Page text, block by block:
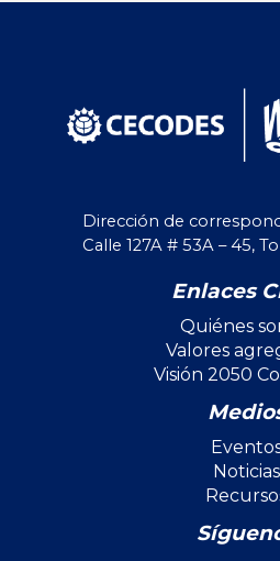
Dirección de
Calle 127A # 53A – 45,
Enlaces
Quiénes
Valores
Visión 2050
Noticias